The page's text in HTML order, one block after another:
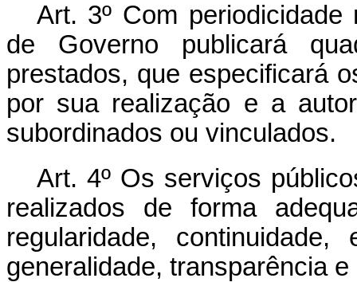
Art. 3º Com
de Governo publicará
prestados, que especificará
por sua realização e a
subordinados ou vinculados.
Art. 4º Os serviços
realizados de forma
regularidade, continuidade,
generalidade, transparência